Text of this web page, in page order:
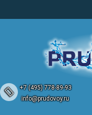
+7 (495) 778-89-93
info@prudovoy.ru